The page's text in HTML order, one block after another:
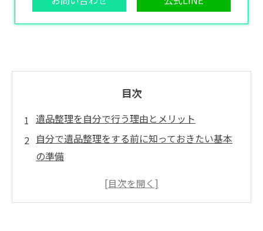
目次
遺品整理を自分で行う理由とメリット
自分で遺品整理をする前に知っておきたい基本
の準備
失敗しないための実践ガイドと遺品整理の手順